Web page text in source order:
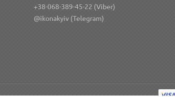
+38-068-389-45-22 (Viber)
@ikonakyiv (Telegram)